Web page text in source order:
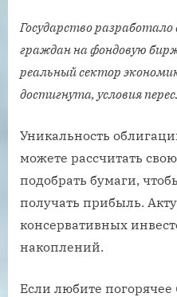
Государство разработало
граждан на фондовую
реальный сектор
достигнута, условия
Уникальность
можете рассчитать
подобрать бумаги,
получать прибыль.
консервативных
накоплений.
Если любите погорячее